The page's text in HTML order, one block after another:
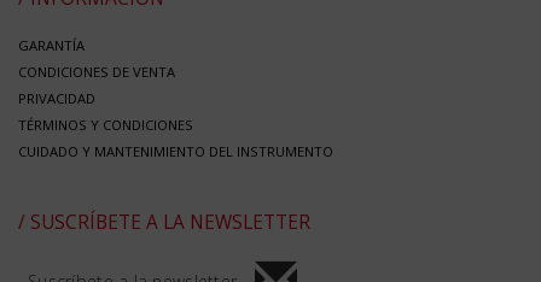
GARANTÍA
CONDICIONES DE VENTA
PRIVACIDAD
TÉRMINOS Y CONDICIONES
CUIDADO Y MANTENIMIENTO DEL INSTRUMENTO
/ SUSCRÍBETE A LA NEWSLETTER